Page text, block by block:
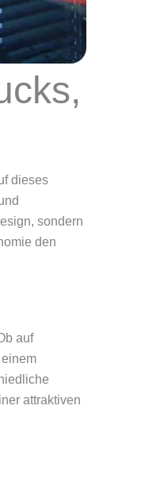
dieses
sondern
den
auf
attraktiven